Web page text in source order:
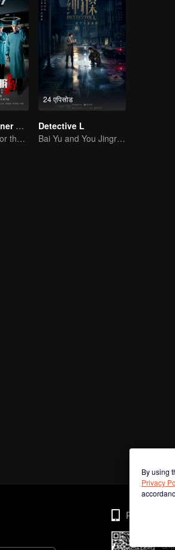
Medical Examiner Dr. Qin:The Survivor
Dr.Qin speaks for the dead.
24 एपिसोड
Detective L
Bai Yu and You Jingru Became the super detective
By using
Privacy
Phone